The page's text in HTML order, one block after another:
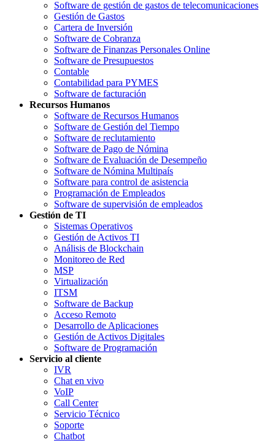
Software de gestión de gastos de telecomunicaciones
Gestión de Gastos
Cartera de Inversión
Software de Cobranza
Software de Finanzas Personales Online
Software de Presupuestos
Contable
Contabilidad para PYMES
Software de facturación
Recursos Humanos
Software de Recursos Humanos
Software de Gestión del Tiempo
Software de reclutamiento
Software de Pago de Nómina
Software de Evaluación de Desempeño
Software de Nómina Multipaís
Software para control de asistencia
Programación de Empleados
Software de supervisión de empleados
Gestión de TI
Sistemas Operativos
Gestión de Activos TI
Análisis de Blockchain
Monitoreo de Red
MSP
Virtualización
ITSM
Software de Backup
Acceso Remoto
Desarrollo de Aplicaciones
Gestión de Activos Digitales
Software de Programación
Servicio al cliente
IVR
Chat en vivo
VoIP
Call Center
Servicio Técnico
Soporte
Chatbot